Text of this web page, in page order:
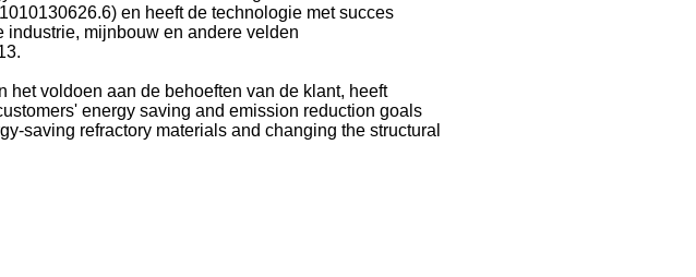
en heeft de technologie met succes
mijnbouw en andere velden
voldoen aan de behoeften van de klant, heeft
energy saving and emission reduction goals
saving refractory materials and changing the structural